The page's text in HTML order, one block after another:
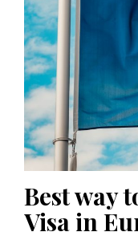
Best way
Visa in